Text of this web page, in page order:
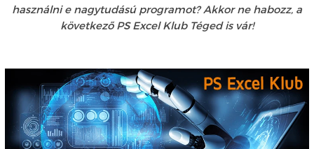
használni e nagytudású programot? Akkor ne habozz, a
következő PS Excel Klub Téged is vár!